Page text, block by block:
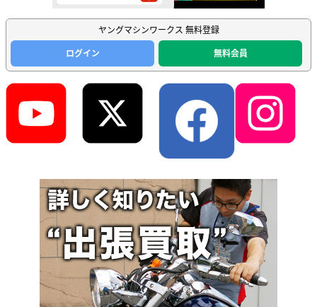
ヤングマシンワークス 無料登録
ログイン
無料会員